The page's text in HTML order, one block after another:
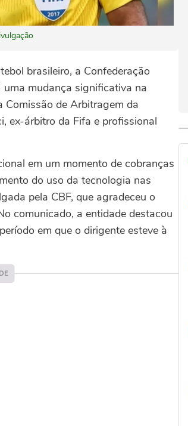
brasileiro, a Confederação
mudança significativa na
Comissão de Arbitragem da
ex-árbitro da Fifa e profissional
em um momento de cobranças
do uso da tecnologia nas
pela CBF, que agradeceu o
comunicado, a entidade destacou
em que o dirigente esteve à